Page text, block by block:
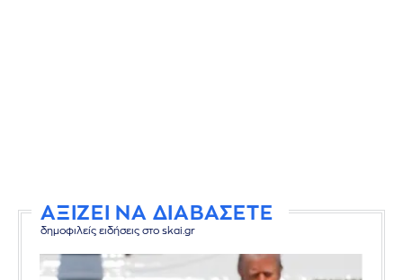
ΑΞΙΖΕΙ ΝΑ ΔΙΑΒΑΣΕΤΕ
δημοφιλείς ειδήσεις στο skai.gr